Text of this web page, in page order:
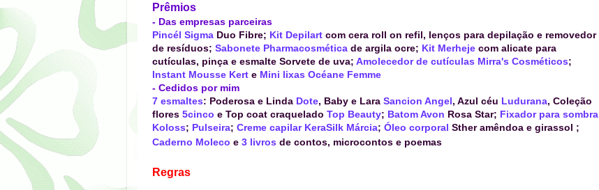
Prêmios
- Das empresas parceiras
Pincél Sigma Duo Fibre; Kit Depilart com cera roll on refil, lenços para depilação e removedor
de resíduos; Sabonete Pharmacosmética de argila ocre; Kit Merheje com alicate para
cutículas, pinça e esmalte Sorvete de uva; Amolecedorde cutículas Mirra's Cosméticos;
Instant Mousse Kert e Mini lixas Océane Femme
- Cedidos por mim
7 esmaltes: Poderosa e Linda Dote, Baby e Lara Sancion Angel, Azul céu Ludurana, Coleção
flores 5cinco e Top coat craquelado Top Beauty; BatomAvon Rosa Star; Fixador para sombra
Koloss; Pulseira; Creme capilar KeraSilk Márcia; Óleo corporal Stheramêndoa e girassol ;
Caderno Moleco e 3 livros de contos, microcontos e poemas
Regras